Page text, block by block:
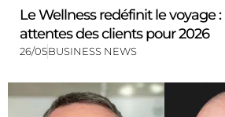
Le Wellness redéfinit le voyage
attentes des clients pour 2026
26/05BUSINESS NEWS